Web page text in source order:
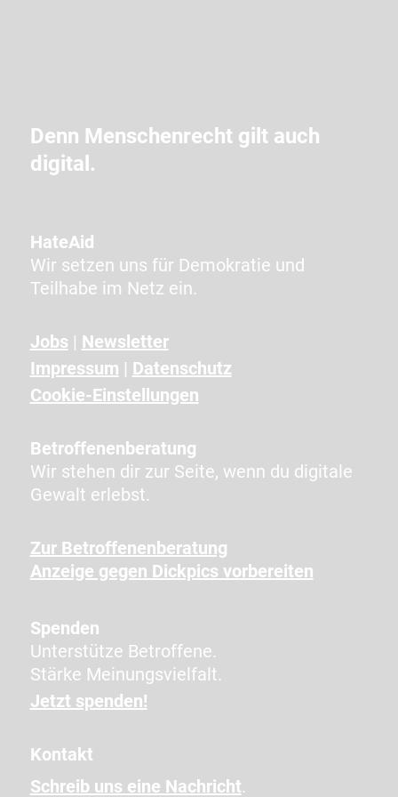
P
T
A
a
n
z
e
i
t
e
n
i
c
e
n
e
u
m
Denn Menschenrecht gilt auch
digital.
HateAid
Wir setzen uns für Demokratie und
Teilhabe im Netz ein.
Jobs | Newsletter
Impressum | Datenschutz
Cookie-Einstellungen
Betroffenenberatung
Wir stehen dir zur Seite, wenn du digitale
Gewalt erlebst.
Zur Betroffenenberatung
Anzeige gegen Dickpics vorbereiten
Spenden
Unterstütze Betroffene.
Stärke Meinungsvielfalt.
Jetzt spenden!
Kontakt
Schreib uns eine Nachricht.